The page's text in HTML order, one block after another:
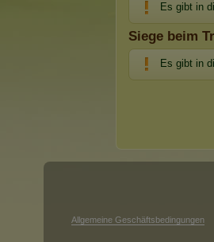
Es gibt in
Siege beim
Es gibt in
Allgemeine Geschäftsbedingungen